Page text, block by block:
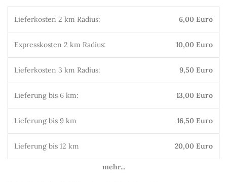
Lieferkosten 2 km Radius: 6,00 Euro
Expresskosten 2 km Radius: 10,00 Euro
Lieferkosten 3 km Radius: 9,50 Euro
Lieferung bis 6 km: 13,00 Euro
Lieferung bis 9 km 16,50 Euro
Lieferung bis 12 km 20,00 Euro
mehr...